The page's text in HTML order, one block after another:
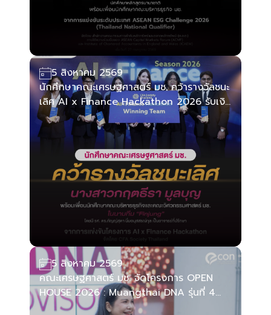
5 สิงหาคม 2569
นักศึกษาคณะเศรษฐศาสตร์ มช. คว้ารางวัลชนะ
เลิศ AI x Finance Hackathon 2026 รับเงิน
รางวัล 20,000 บาท
5 สิงหาคม 2569
คณะเศรษฐศาสตร์ มช. จัดโครงการ OPEN
HOUSE 2026 : Muangthai DNA รุ่นที่ 4
เปิดโอกาสนักศึกษาสู่เส้นทางอาชีพในธุรกิจ